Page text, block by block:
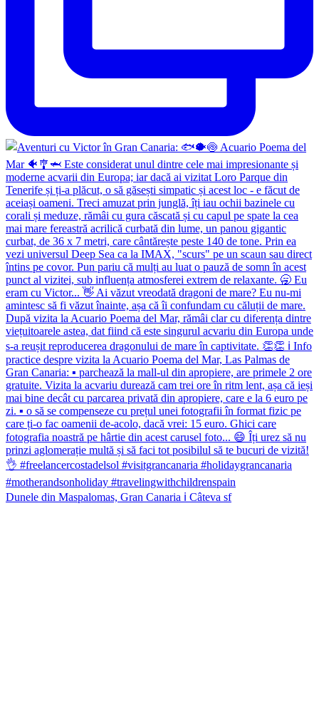
Dunele din Maspalomas, Gran Canaria ℹ️ Câteva sf